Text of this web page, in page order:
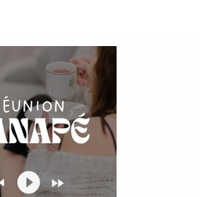
sur Instagram 👉🏼
lauriepiffero/
l'univers d'Ehlem :
coach_ehlem?
d'Augusta :